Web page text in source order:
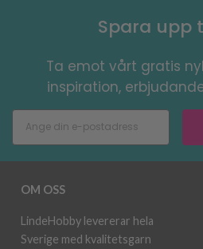
Spara upp
Ta emot vårt gratis
inspiration,
OM OSS
LindeHobby levererar hela
Sverige med kvalitetsgarn